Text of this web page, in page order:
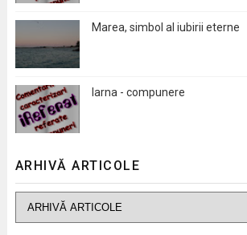
Marea, simbol al iubirii eterne
Iarna - compunere
ARHIVĂ ARTICOLE